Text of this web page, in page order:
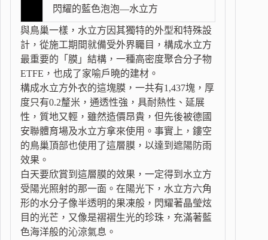
閃耀的藍色泡泡—水立方
與鳥巢一樣，水立方因其獨特的外型和特殊設
計，從施工期間就備受外界矚目，構成水立方
最重要的「膜」結構，一種高密度聚合分子物
ETFE，也成了家喻戶曉的建材。
構成水立方外衣的這塊膜，一共有1,437塊，厚
度只有0.2釐米，通透性強，具耐熱性、延展
性，質地又輕，雖然造價昂貴，但先後被德國
安聯體育場及水立方拿來使用。事實上，鏤空
的鳥巢頂部也使用了這層膜，以達到遮陽防雨
效果。
白天要欣賞到這層膜的效果，一定得到水立方
受陽光照射的那一面。在陽光下，水立方六角
形的水分子像半透明的果凍般，閃耀著晶瑩炫
目的光芒，又像是褶褶生光的珍珠，充滿著藍
色海洋般的沁涼氣息。